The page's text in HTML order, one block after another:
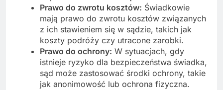
Prawo do zwrotu kosztów: Świadkowie
mają prawo do zwrotu kosztów związanych
z ich stawieniem się w sądzie, takich jak
koszty podróży czy utracone zarobki.
Prawo do ochrony: W sytuacjach, gdy
istnieje ryzyko dla bezpieczeństwa świadka,
sąd może zastosować środki ochrony, takie
jak anonimowość lub ochrona fizyczna.